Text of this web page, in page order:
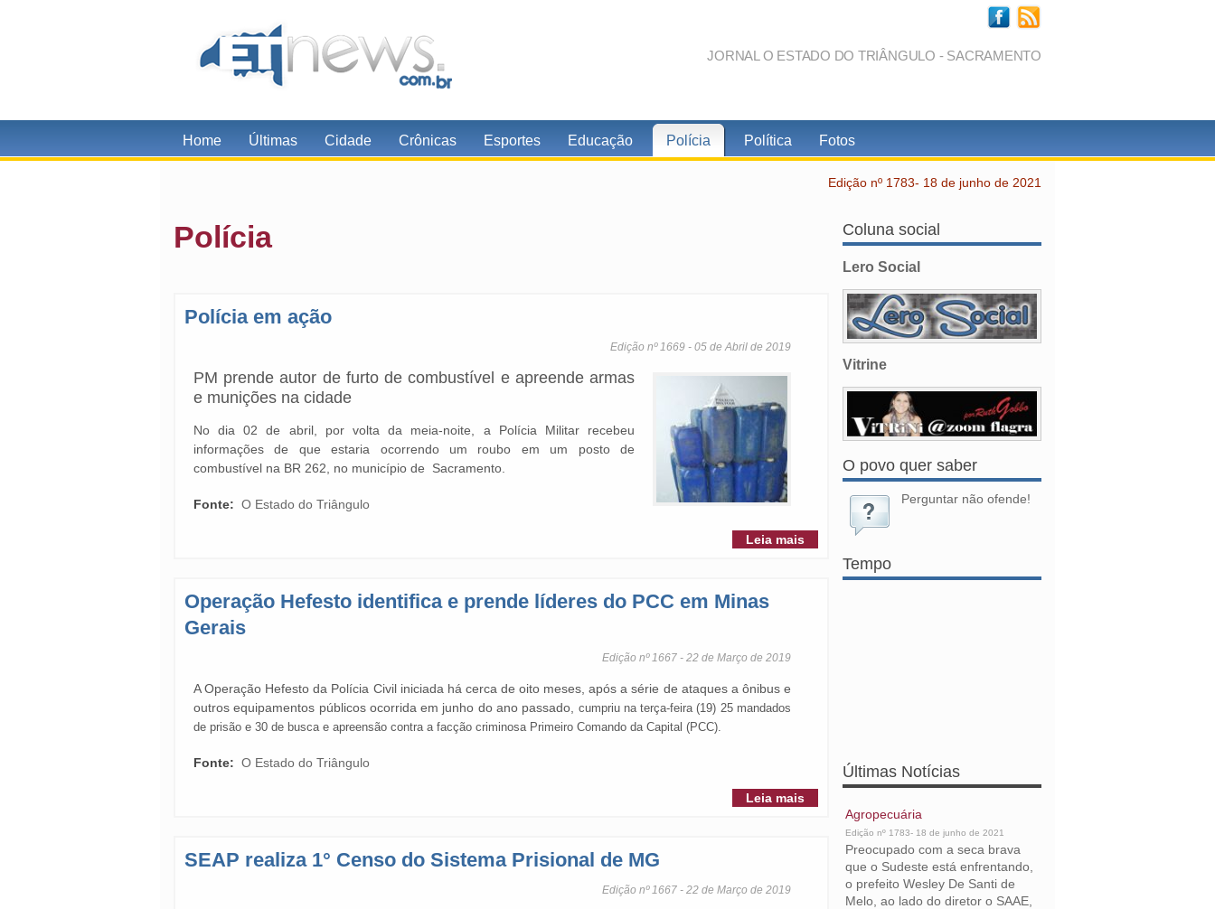
JORNAL O ESTADO DO TRIÂNGULO - SACRAMENTO
Home Últimas Cidade Crônicas Esportes Educação Polícia Política Fotos
Edição nº 1783- 18 de junho de 2021
Polícia
Polícia em ação
Edição nº 1669 - 05 de Abril de 2019
PM prende autor de furto de combustível e apreende armas
e munições na cidade
No dia 02 de abril, por volta da meia-noite, a Polícia Militar recebeu
informações de que estaria ocorrendo um roubo em um posto de
combustível na BR 262, no município de Sacramento.
Fonte: O Estado do Triângulo
Leia mais
Operação Hefesto identifica e prende líderes do PCC em Minas
Gerais
Edição nº 1667 - 22 de Março de 2019
A Operação Hefesto da Polícia Civil iniciada há cerca de oito meses, após a série de ataques a ônibus e
outros equipamentos públicos ocorrida em junho do ano passado, cumpriu na terça-feira (19) 25 mandados
de prisão e 30 de busca e apreensão contra a facção criminosa Primeiro Comando da Capital (PCC).
Fonte: O Estado do Triângulo
Leia mais
SEAP realiza 1° Censo do Sistema Prisional de MG
Edição nº 1667 - 22 de Março de 2019
Coluna social
Lero Social
Vitrine
O povo quer saber
Perguntar não ofende!
Tempo
Últimas Notícias
Agropecuária
Edição nº 1783- 18 de junho de 2021
Preocupado com a seca brava
que o Sudeste está enfrentando,
o prefeito Wesley De Santi de
Melo, ao lado do diretor o SAAE,